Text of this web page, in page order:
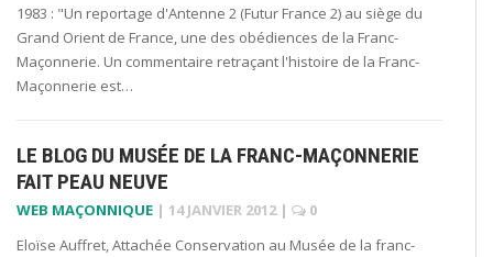
1983 : "Un reportage d'Antenne 2 (Futur France 2) au siège du
Grand Orient de France, une des obédiences de la Franc-
Maçonnerie. Un commentaire retraçant l'histoire de la Franc-
Maçonnerie est…
LE BLOG DU MUSÉE DE LA FRANC-MAÇONNERIE
FAIT PEAU NEUVE
WEB MAÇONNIQUE | 14 JANVIER 2012 |
0
Eloïse Auffret, Attachée Conservation au Musée de la franc-